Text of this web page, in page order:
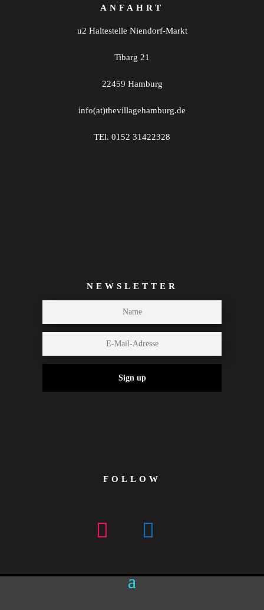
ANFAHRT
u2 Haltestelle Niendorf-Markt
Tibarg 21
22459 Hamburg
info(at)thevillagehamburg.de
TEl. 0152 31422328
NEWSLETTER
Sign up
FOLLOW